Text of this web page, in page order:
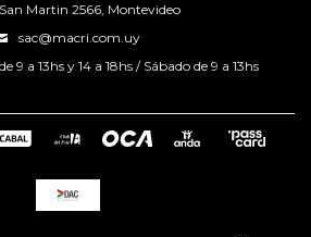
Martin 2566, Montevideo
sac@macri.com.uy
9 a 13hs y 14 a 18hs / Sábado de 9 a 13hs